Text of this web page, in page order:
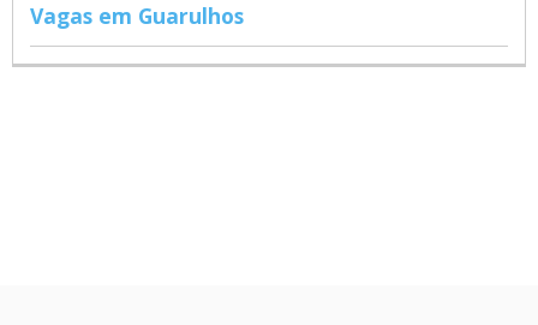
Vagas em Guarulhos